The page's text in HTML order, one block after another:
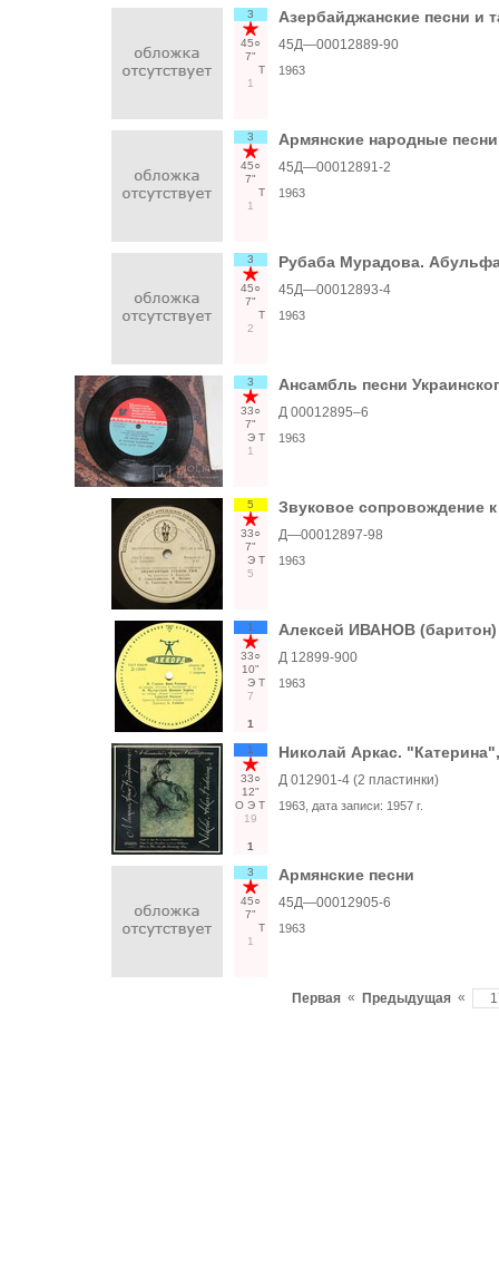
3
45○
7"
Т
1
Азербайджанские песни и
45Д—00012889-90
1963
3
45○
7"
Т
1
Армянские народные песни
45Д—00012891-2
1963
3
45○
7"
Т
2
Рубаба Мурадова.
45Д—00012893-4
1963
3
33○
7"
Э Т
1
Ансамбль песни
Д 00012895–6
1963
5
33○
7"
Э Т
5
Звуковое сопровождение
Д—00012897-98
1963
1
33○
10"
Э Т
7
1
Алексей ИВАНОВ (баритон)
Д 12899-900
1963
1
33○
12"
О Э Т
19
1
Николай Аркас.
Д 012901-4 (2 пластинки)
1963 , дата записи: 1957 г.
3
45○
7"
Т
1
Армянские песни
45Д—00012905-6
1963
Первая « Предыдущая «